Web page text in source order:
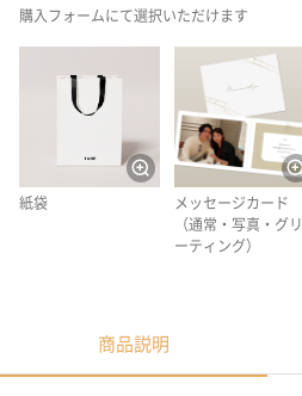
購入フォームにて選択いただけます
紙袋
メッセージカード
（通常・写真・グリ
ーティング）
商品説明